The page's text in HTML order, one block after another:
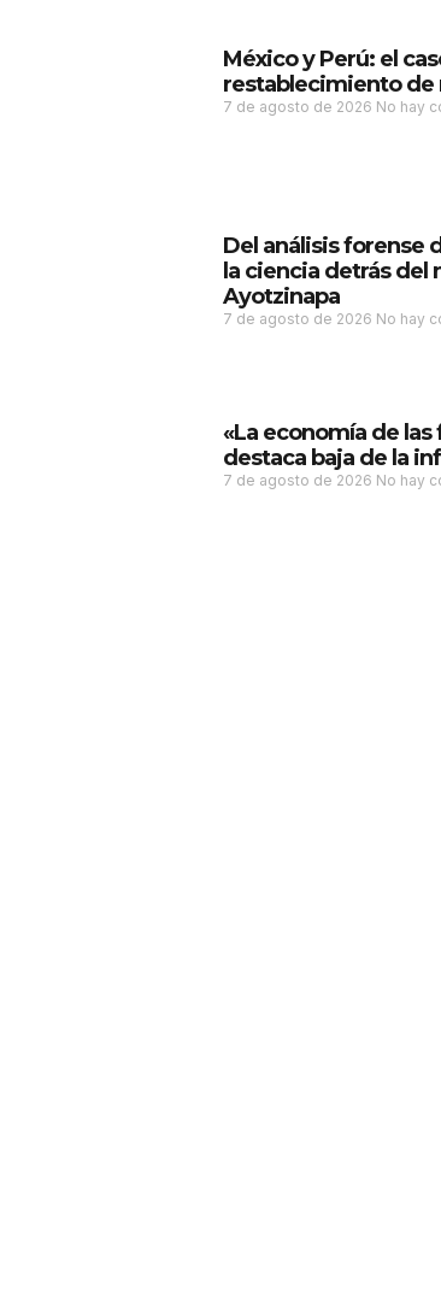
México y Perú: el
restablecimiento de
7 de agosto de 2026 No hay
Del análisis forense
la ciencia detrás del
Ayotzinapa
7 de agosto de 2026 No hay
«La economía de
destaca baja de la
7 de agosto de 2026 No hay